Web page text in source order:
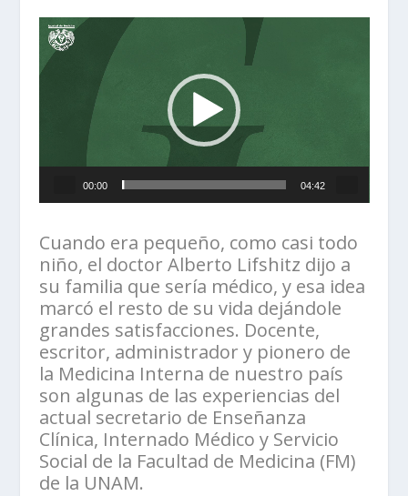
Reproductor
de
vídeo
00:00 04:42
Cuando era pequeño, como casi todo
niño, el doctor Alberto Lifshitz dijo a
su familia que sería médico, y esa idea
marcó el resto de su vida dejándole
grandes satisfacciones. Docente,
escritor, administrador y pionero de
la Medicina Interna de nuestro país
son algunas de las experiencias del
actual secretario de Enseñanza
Clínica, Internado Médico y Servicio
Social de la Facultad de Medicina (FM)
de la UNAM.